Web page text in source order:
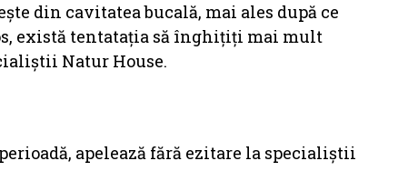
din cavitatea bucală, mai ales după ce
există tentataţia să înghiţiţi mai mult
Natur House.
apelează fără ezitare la specialiștii